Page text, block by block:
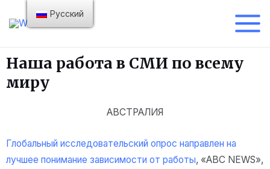
Наша работа в СМИ по всему
миру
АВСТРАЛИЯ
Глобальный исследовательский опрос направлен на
лучшее понимание зависимости от работы, «ABC NEWS»,
Русский